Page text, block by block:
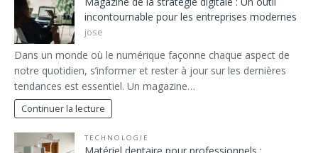
incontournable pour les entreprises modernes
jose
Dans un monde où le numérique façonne chaque aspect de
notre quotidien, s’informer et rester à jour sur les dernières
tendances est essentiel. Un magazine…
Continuer la lecture
TECHNOLOGIE